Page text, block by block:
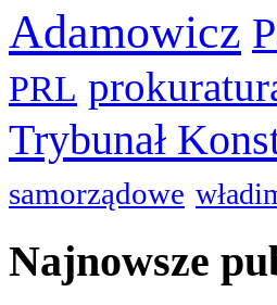
Adamowicz
PRL
Trybunał
samorządowe
Najnowsze